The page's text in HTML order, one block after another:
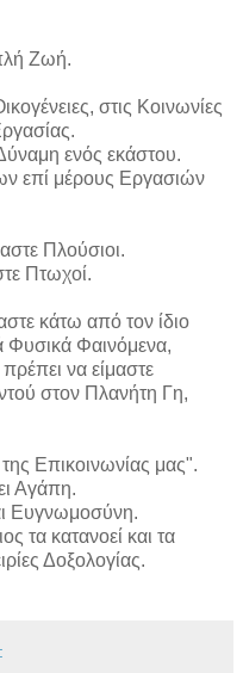
Ζωή.
στις Κοινωνίες
ενός εκάστου.
επί μέρους Εργασιών
Πλούσιοι.
Πτωχοί.
κάτω από τον ίδιο
Φυσικά Φαινόμενα,
να είμαστε
στον Πλανήτη Γη,
Επικοινωνίας μας".
Αγάπη.
Ευγνωμοσύνη.
τα κατανοεί και τα
Δοξολογίας.